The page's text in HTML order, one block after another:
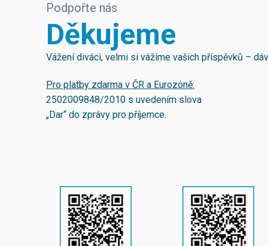
Podpořte nás
Děkujeme
Vážení diváci, velmi si vážíme vašich příspěvků –
Pro platby zdarma v ČR a Eurozóně:
2502009848/2010 s uvedením slova
„Dar“ do zprávy pro příjemce.